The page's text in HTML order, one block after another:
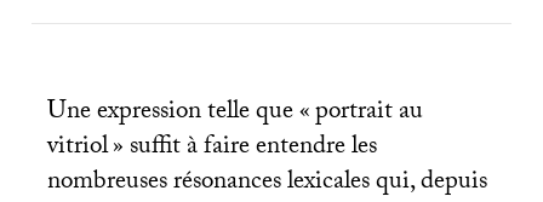
Une expression telle que «portrait au
vitriol» suffit à faire entendre les
nombreuses résonances lexicales qui, depuis